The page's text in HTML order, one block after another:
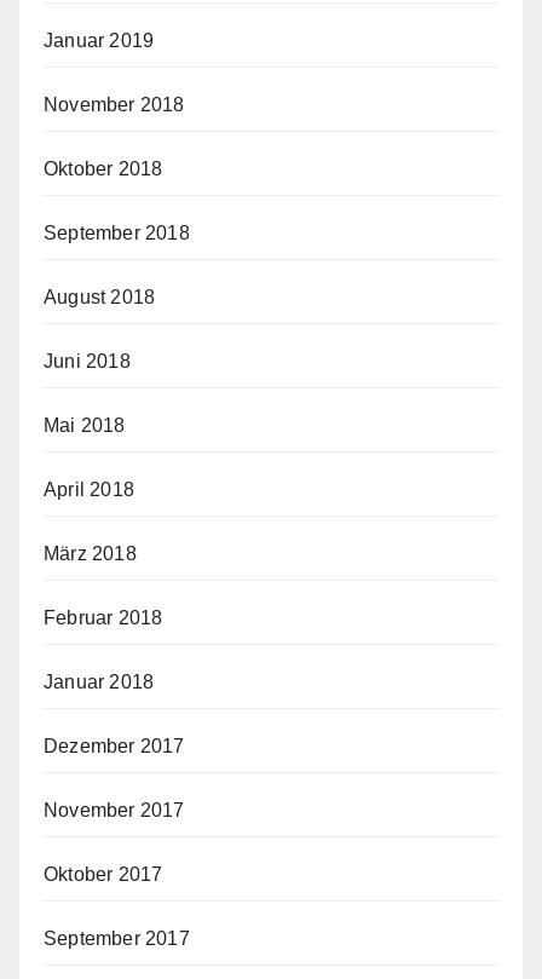
Januar 2019
November 2018
Oktober 2018
September 2018
August 2018
Juni 2018
Mai 2018
April 2018
März 2018
Februar 2018
Januar 2018
Dezember 2017
November 2017
Oktober 2017
September 2017